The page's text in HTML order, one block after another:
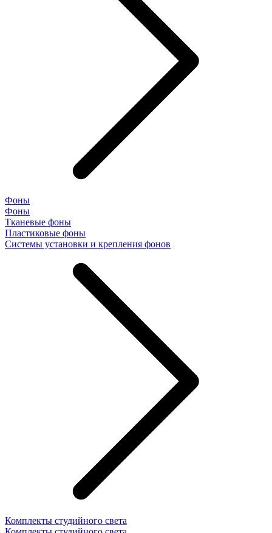
Фоны
Фоны
Тканевые фоны
Пластиковые фоны
Системы установки и крепления фонов
Комплекты студийного света